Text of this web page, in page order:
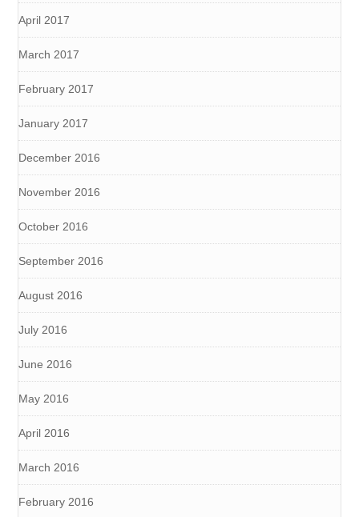
April 2017
March 2017
February 2017
January 2017
December 2016
November 2016
October 2016
September 2016
August 2016
July 2016
June 2016
May 2016
April 2016
March 2016
February 2016